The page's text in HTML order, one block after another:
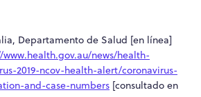
Departamento de Salud [en línea]
news/health-
2019-ncov-health-alert/coronavirus-
and-case-numbers [consultado en